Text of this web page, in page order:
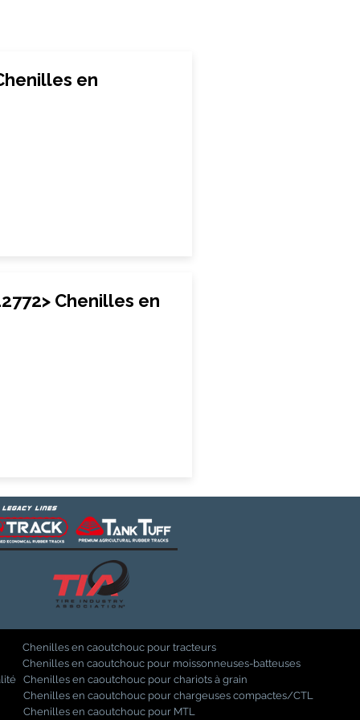
en
Chenilles en
Chenilles en caoutchouc pour tracteurs
Chenilles en caoutchouc pour moissonneuses-batteuses
Chenilles en caoutchouc pour chariots à grain
Chenilles en caoutchouc pour chargeuses compactes/CTL
Chenilles en caoutchouc pour MTL